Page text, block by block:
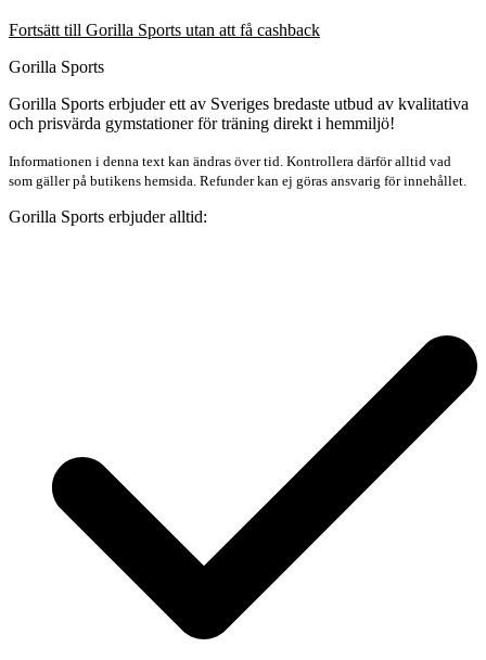
Fortsätt till Gorilla Sports utan att få cashback
Gorilla Sports
Gorilla Sports erbjuder ett av Sveriges bredaste utbud av kvalitativa
och prisvärda gymstationer för träning direkt i hemmiljö!
Informationen i denna text kan ändras över tid. Kontrollera därför alltid vad
som gäller på butikens hemsida. Refunder kan ej göras ansvarig för innehållet.
Gorilla Sports erbjuder alltid: